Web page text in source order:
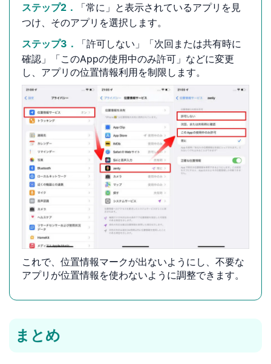
ステップ2．
「常に」と表示されているアプリを見
つけ、そのアプリを選択します。
ステップ3．
「許可しない」「次回または共有時に
確認」「このAppの使用中のみ許可」などに変更
し、アプリの位置情報利用を制限します。
これで、位置情報マークが出ないようにし、不要な
アプリが位置情報を使わないように調整できます。
まとめ